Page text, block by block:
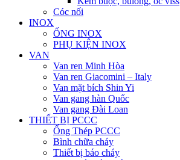
Cóc nối
INOX
ỐNG INOX
PHỤ KIỆN INOX
VAN
Van ren Minh Hòa
Van ren Giacomini – Italy
Van mặt bích Shin Yi
Van gang hàn Quốc
Van gang Đài Loan
THIẾT BỊ PCCC
Ống Thép PCCC
Bình chữa cháy
Thiết bị báo cháy